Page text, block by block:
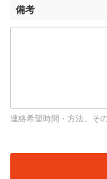
備考
連絡希望時間・方法、そ